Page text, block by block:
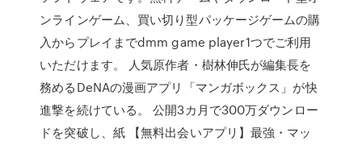
ンラインゲーム、買い切り型パッケージゲームの購
入からプレイまでdmm game player1つでご利用
いただけます。 人気原作者・樹林伸氏が編集長を
務めるDeNAの漫画アプリ「マンガボックス」が快
進撃を続けている。 公開3カ月で300万ダウンロー
ドを突破し、紙 【無料出会いアプリ】最強・マッ